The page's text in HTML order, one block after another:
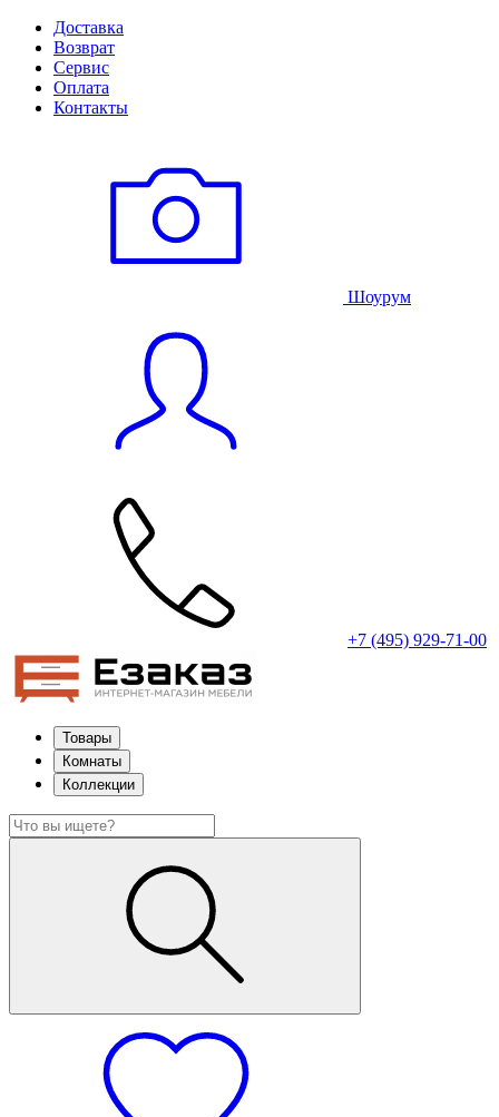
Доставка
Возврат
Сервис
Оплата
Контакты
Шоурум
+7 (495) 929-71-00
Товары
Комнаты
Коллекции